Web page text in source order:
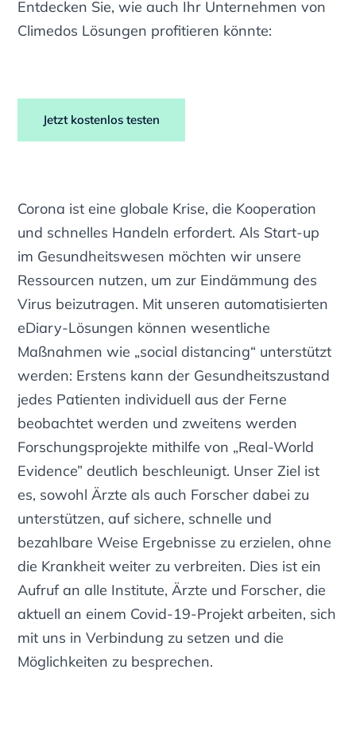
Entdecken Sie, wie auch Ihr Unternehmen von
Climedos Lösungen profitieren könnte:
Jetzt kostenlos testen
Corona ist eine globale Krise, die Kooperation
und schnelles Handeln erfordert. Als Start-up
im Gesundheitswesen möchten wir unsere
Ressourcen nutzen, um zur Eindämmung des
Virus beizutragen. Mit unseren automatisierten
eDiary-Lösungen können wesentliche
Maßnahmen wie „social distancing“ unterstützt
werden: Erstens kann der Gesundheitszustand
jedes Patienten individuell aus der Ferne
beobachtet werden und zweitens werden
Forschungsprojekte mithilfe von „Real-World
Evidence” deutlich beschleunigt. Unser Ziel ist
es, sowohl Ärzte als auch Forscher dabei zu
unterstützen, auf sichere, schnelle und
bezahlbare Weise Ergebnisse zu erzielen, ohne
die Krankheit weiter zu verbreiten. Dies ist ein
Aufruf an alle Institute, Ärzte und Forscher, die
aktuell an einem Covid-19-Projekt arbeiten, sich
mit uns in Verbindung zu setzen und die
Möglichkeiten zu besprechen.